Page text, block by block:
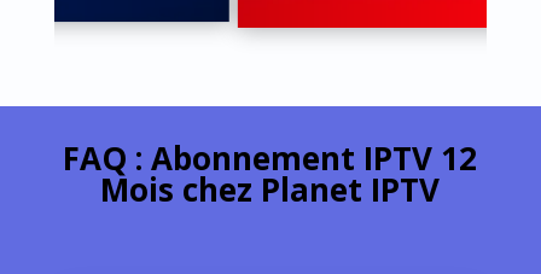
FAQ :Abonnement IPTV 12
Mois chez Planet IPTV